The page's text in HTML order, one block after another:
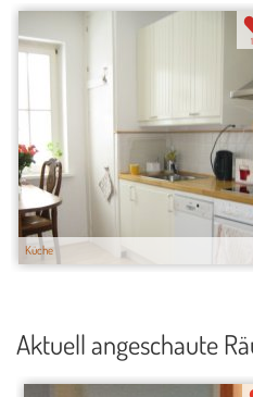
Küche
Aktuell angeschaute